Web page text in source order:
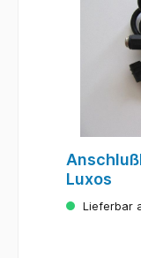
Luxos
Lieferbar